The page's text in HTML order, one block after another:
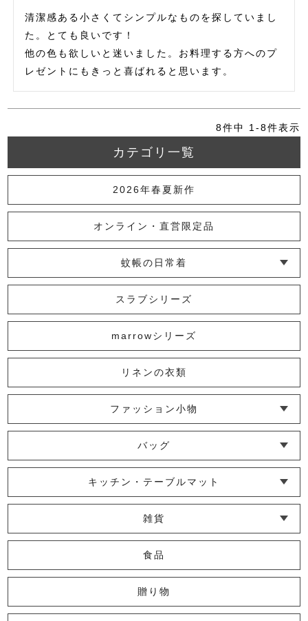
清潔感ある小さくてシンプルなものを探していまし
た。とても良いです！
他の色も欲しいと迷いました。お料理する方へのプ
レゼントにもきっと喜ばれると思います。
8件中 1 -8件表示
カテゴリ一覧
2026年春夏新作
オンライン・直営限定品
蚊帳の日常着
└ インナー
└ トップス
└ ワンピース
└ パンツ
└ スカート
└ 羽織りもの
└ キッズ・ベビー
スラブシリーズ
marrowシリーズ
リネンの衣類
ファッション小物
└ ショール・ストール
└ マスク
└ 靴下・アームカバー
バッグ
└ ポシェット・ショルダーバッグ
└ トートバッグ
└ 巾着バッグ
キッチン・テーブルマット
└ 蚊帳のふきん
└ かっぽう着・エプロン
└ その他キッチン小物
└ コースター
└ ランチョンマット・プレースマット
└ テーブルランナー・テーブルセンター
雑貨
└ その他小物
└ タオル・ハンカチ
└ ポーチ
└ インテリア
食品
贈り物